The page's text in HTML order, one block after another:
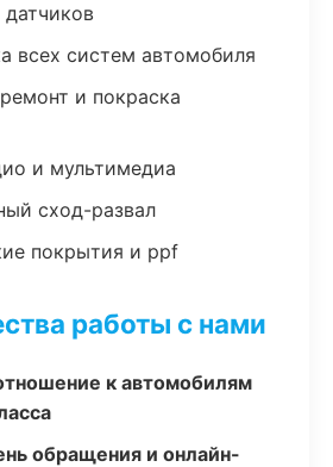
датчиков
всех систем автомобиля
и покраска
и мультимедиа
сход-развал
покрытия и ppf
работы с нами
к автомобилям
обращения и онлайн-